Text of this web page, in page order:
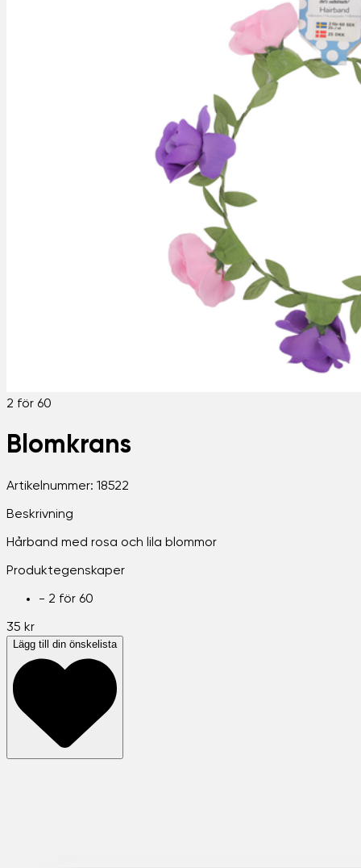
2 för 60
Blomkrans
Artikelnummer: 18522
Beskrivning
Hårband med rosa och lila blommor
Produktegenskaper
- 2 för 60
35 kr
Lägg till din önskelista